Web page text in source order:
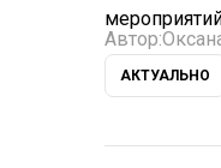
Автор:
АКТУАЛЬНО